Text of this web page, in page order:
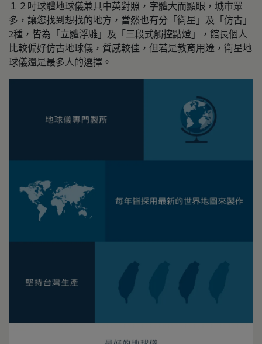
１２吋球體地球儀兼具中英對照，字體大而顯眼，城市眾
多，讓您找到想找的地方，當然也有分「衛星」及「仿古」
2種，皆為「立體浮雕」及「三段式觸控點燈」，館長個人
比較偏好仿古地球儀，質感較佳，但若是教育用途，衛星地
球儀還是最多人的選擇。